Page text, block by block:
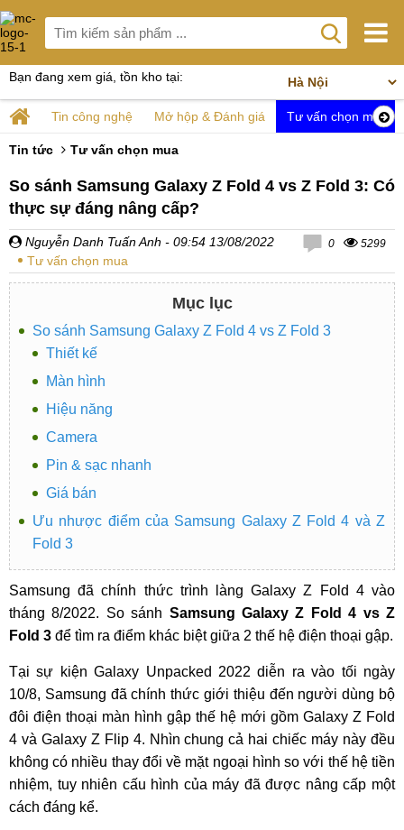
Bạn đang xem giá, tồn kho tại:
Tin công nghệ Mở hộp & Đánh giá Tư vấn chọn mua
Tin tức Tư vấn chọn mua
So sánh Samsung Galaxy Z Fold 4 vs Z Fold 3: Có
thực sự đáng nâng cấp?
Nguyễn Danh Tuấn Anh - 09:54 13/08/2022
Tư vấn chọn mua
0 5299
Mục lục
So sánh Samsung Galaxy Z Fold 4 vs Z Fold 3
Thiết kế
Màn hình
Hiệu năng
Camera
Pin & sạc nhanh
Giá bán
Ưu nhược điểm của Samsung Galaxy Z Fold 4 và Z
Fold 3
Samsung đã chính thức trình làng Galaxy Z Fold 4 vào
tháng 8/2022. So sánh Samsung Galaxy Z Fold 4 vs Z
Fold 3 để tìm ra điểm khác biệt giữa 2 thế hệ điện thoại gập.
Tại sự kiện Galaxy Unpacked 2022 diễn ra vào tối ngày
10/8, Samsung đã chính thức giới thiệu đến người dùng bộ
đôi điện thoại màn hình gập thế hệ mới gồm Galaxy Z Fold
4 và Galaxy Z Flip 4. Nhìn chung cả hai chiếc máy này đều
không có nhiều thay đổi về mặt ngoại hình so với thế hệ tiền
nhiệm, tuy nhiên cấu hình của máy đã được nâng cấp một
cách đáng kể.